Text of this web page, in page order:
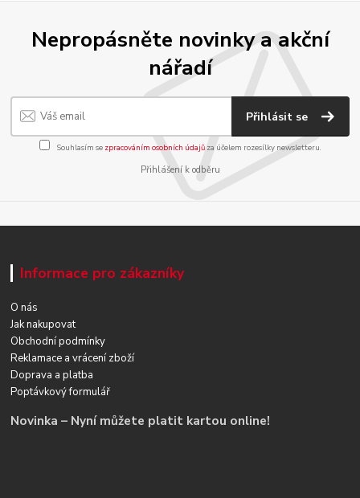
Nepropásněte novinky a akční
nářadí
Přihlásit se
Souhlasím se zpracováním osobních údajůza účelem rozesílky newsletteru.
Přihlášení k odběru
Informace pro zákazníky
O nás
Jak nakupovat
Obchodní podmínky
Reklamace a vrácení zboží
Doprava a platba
Poptávkový formulář
Novinka – Nyní můžete platit kartou online!